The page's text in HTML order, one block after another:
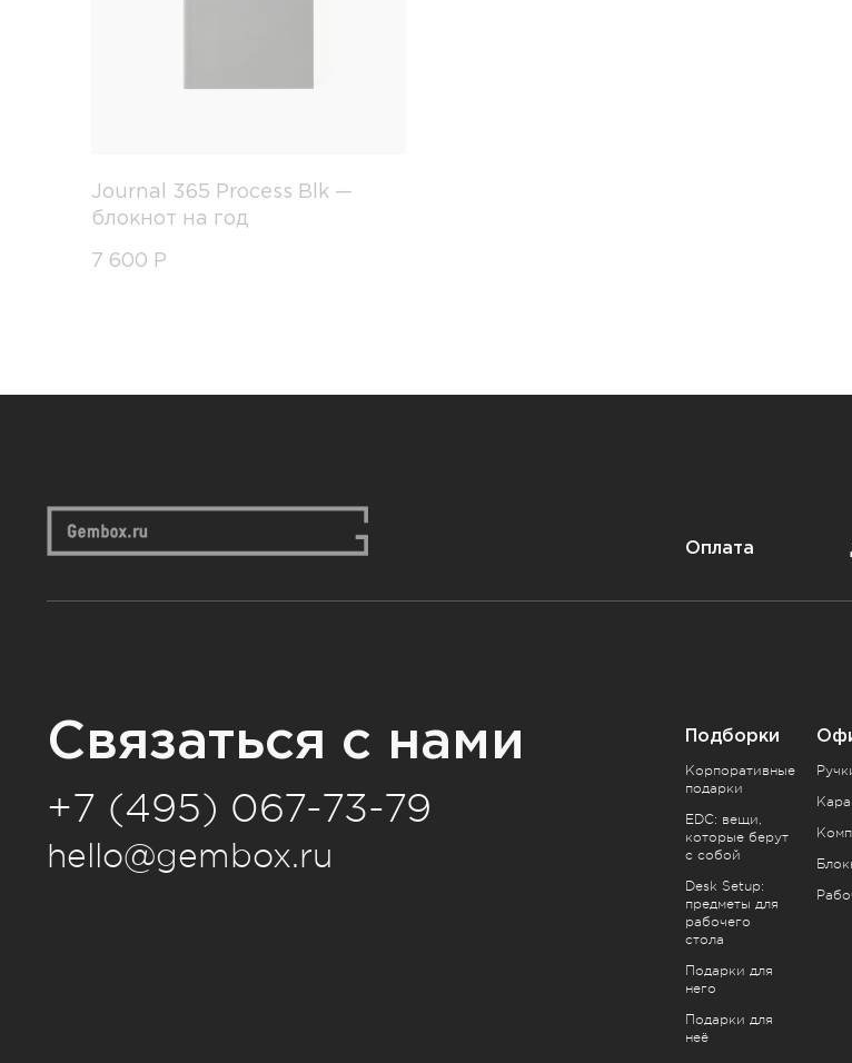
Journal 365 Process Blk —
блокнот на год
7 600 Р
Оплата
Связаться с нами
+7 (495) 067-73-79
hello@gembox.ru
Подборки
Корпоративные
подарки
EDC: вещи,
которые берут
с собой
Desk Setup:
предметы для
рабочего
стола
Подарки для
него
Подарки для
неё